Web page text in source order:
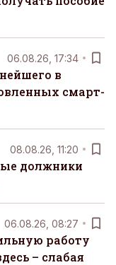
06.08.26, 17:34
в
смарт-
08.08.26, 11:20
должники
06.08.26, 08:27
работу
– слабая